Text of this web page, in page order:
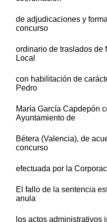
de adjudicaciones y
concurso
ordinario de traslados de
Local
con habilitación de
Pedro
María García Capdepón
Ayuntamiento de
Bétera (Valencia), de
concurso
efectuada por la
El fallo de la sentencia
anula
los actos administrativos